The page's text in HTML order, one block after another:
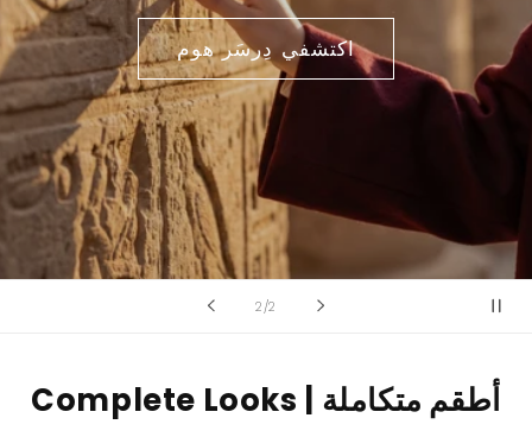
2/of
2
اكتشفي دِرسَر هوم
Complete Looks | أطقم متكاملة